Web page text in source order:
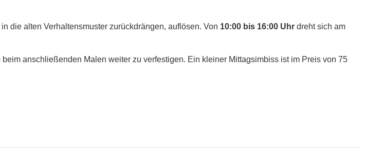
die alten Verhaltensmuster zurückdrängen, auflösen. Von 10:00 bis 16:00 Uhr dreht sich am
anschließenden Malen weiter zu verfestigen. Ein kleiner Mittagsimbiss ist im Preis von 75